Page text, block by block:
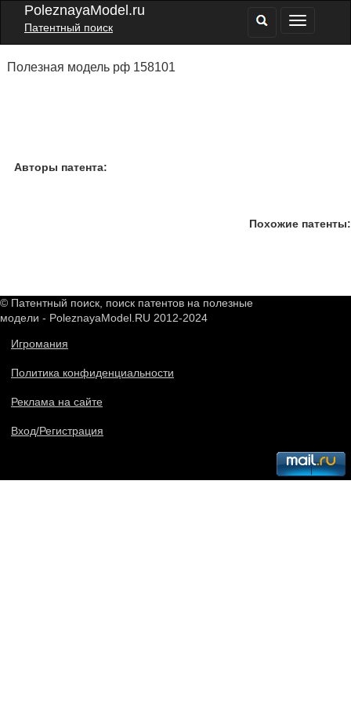
PoleznayaModel.ru
Патентный поиск
Полезная модель рф 158101
Авторы патента:
Похожие патенты:
© Патентный поиск, поиск патентов на полезные
модели - PoleznayaModel.RU 2012-2024
Игромания
Политика конфиденциальности
Реклама на сайте
Вход/Регистрация